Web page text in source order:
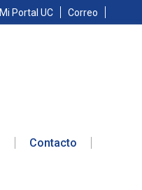
Mi Portal UC Correo
Contacto